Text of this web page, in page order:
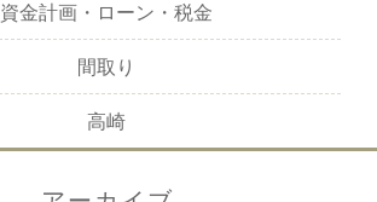
資金計画・ローン・税金
間取り
高崎